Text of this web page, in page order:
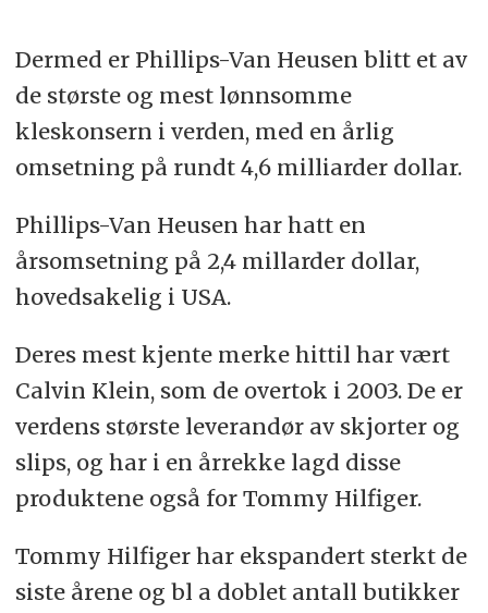
Dermed er Phillips-Van Heusen blitt et av
de største og mest lønnsomme
kleskonsern i verden, med en årlig
omsetning på rundt 4,6 milliarder dollar.
Phillips-Van Heusen har hatt en
årsomsetning på 2,4 millarder dollar,
hovedsakelig i USA.
Deres mest kjente merke hittil har vært
Calvin Klein, som de overtok i 2003. De er
verdens største leverandør av skjorter og
slips, og har i en årrekke lagd disse
produktene også for Tommy Hilfiger.
Tommy Hilfiger har ekspandert sterkt de
siste årene og bl a doblet antall butikker